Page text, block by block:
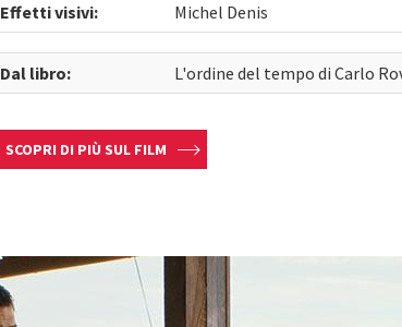
Effetti visivi:
Michel Denis
Dal libro: L'ordine del tempo di Carlo
SCOPRI DI PIÙ SUL FILM